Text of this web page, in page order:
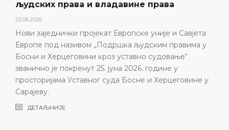
права
Европске уније и Савјета
људским правима у
уставно судовање“
јуна 2026. године у
суда Босне и Херцеговине у
представљени
резултати рада
изазови с којима се
година, нарочито због
састава